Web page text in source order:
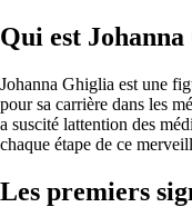
Qui est
Johanna Ghiglia est une
pour sa carrière dans les
a suscité lattention des
chaque étape de ce
Les premiers